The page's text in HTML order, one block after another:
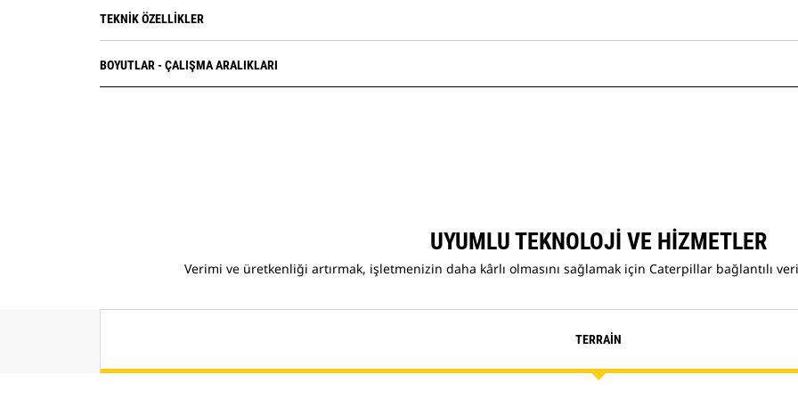
TEKNIK ÖZELLIKLER
BOYUTLAR - ÇALIŞMA ARALIKLARI
UYUMLU TEKNOLOJI VE HIZMETLER
Verimi ve üretkenliği artırmak, işletmenizin daha kârlı olmasını sağlamak için Caterpillar bağlantılı
TERRAIN